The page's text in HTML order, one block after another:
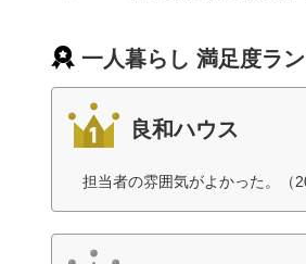
一人暮らし 満足度ラ
良和ハウス
担当者の雰囲気がよかった。（